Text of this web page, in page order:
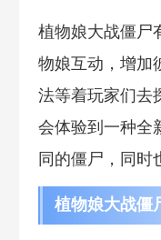
植物娘大战僵尸
物娘互动，增加
法等着玩家们去
会体验到一种全
同的僵尸，同时
植物娘大战僵